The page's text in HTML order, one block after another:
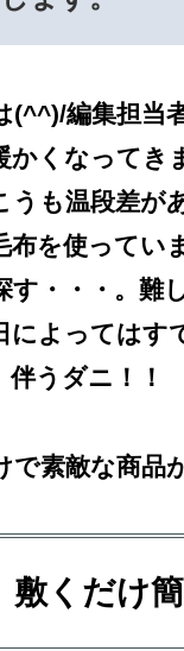
(^^)/編集担当
かくなってき
うも温段差が
布を使ってい
す・・・。難
によってはす
うダニ！！
で素敵な商品
敷くだけ